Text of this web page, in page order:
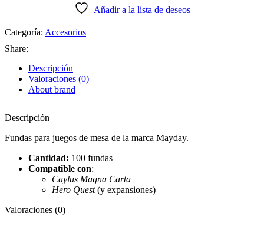
Añadir a la lista de deseos
Categoría: Accesorios
Share:
Descripción
Valoraciones (0)
About brand
Descripción
Fundas para juegos de mesa de la marca Mayday.
Cantidad: 100 fundas
Compatible con:
Caylus Magna Carta
Hero Quest(y expansiones)
Valoraciones (0)